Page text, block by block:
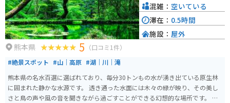
熊本県 5 （口コミ1件）
#絶景スポット #山｜高原 #湖｜川｜滝
熊本県の名水百選に選ばれており、毎分30トンもの水が湧き出ている原生林
に囲まれた静かな水源です。 透き通った水面には木々の緑が映り、その美し
さと鳥の声や風の音を聞きながら過ごすことができる幻想的な場所です。 車
混雑： 空いている
滞在： 0.5時間
施設： 屋外